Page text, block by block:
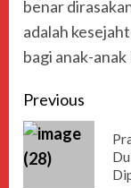
benar
adalah
bagi anak-anak
Previous